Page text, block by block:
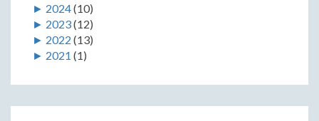
► 2024(10)
► 2023(12)
► 2022 (13)
► 2021 (1)